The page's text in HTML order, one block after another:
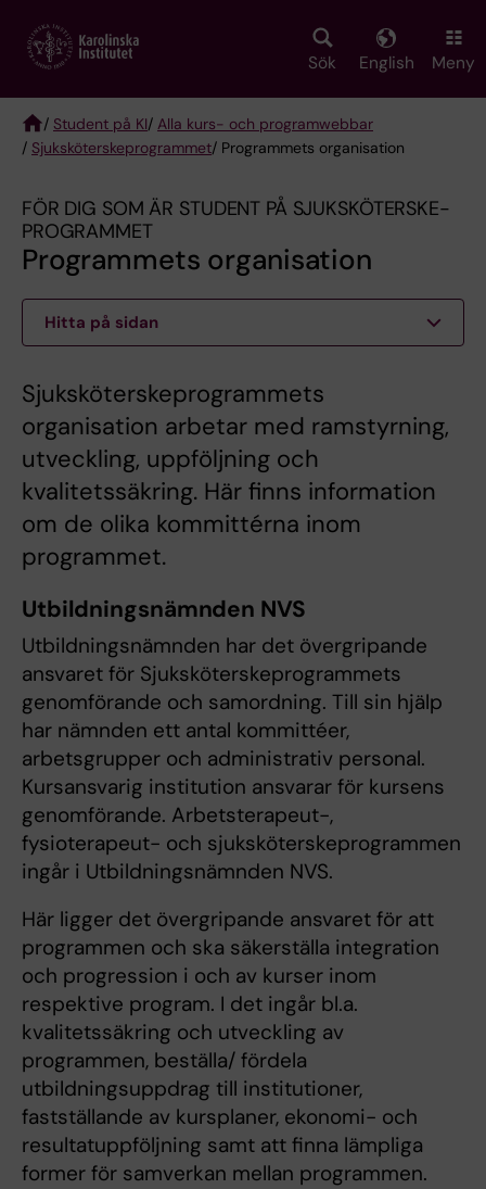
main
Sök English Meny
Breadcrumb
/ Student på KI/ Alla kurs- och programwebbar
/ Sjuksköterske­programmet/ Programmets organisation
FÖR DIG SOM ÄR STUDENT PÅ SJUKSKÖTERSKE­
PROGRAMMET
Programmets organisation
Hitta på sidan
Sjuksköterskeprogrammets
organisation arbetar med ramstyrning,
utveckling, uppföljning och
kvalitetssäkring. Här finns information
om de olika kommittérna inom
programmet.
Utbildningsnämnden NVS
Utbildningsnämnden har det övergripande
ansvaret för Sjuksköterskeprogrammets
genomförande och samordning. Till sin hjälp
har nämnden ett antal kommittéer,
arbetsgrupper och administrativ personal.
Kursansvarig institution ansvarar för kursens
genomförande. Arbetsterapeut-,
fysioterapeut- och sjuksköterskeprogrammen
ingår i Utbildningsnämnden NVS.
Här ligger det övergripande ansvaret för att
programmen och ska säkerställa integration
och progression i och av kurser inom
respektive program. I det ingår bl.a.
kvalitetssäkring och utveckling av
programmen, beställa/ fördela
utbildningsuppdrag till institutioner,
fastställande av kursplaner, ekonomi- och
resultatuppföljning samt att finna lämpliga
former för samverkan mellan programmen.